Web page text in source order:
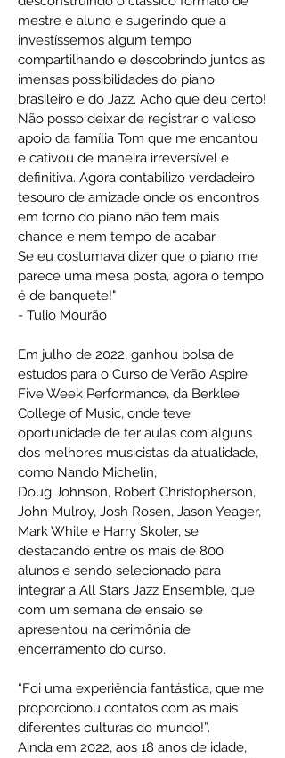
mestre e aluno e sugerindo que a
investíssemos algum tempo
compartilhando e descobrindo juntos as
imensas possibilidades do piano
brasileiro e do Jazz. Acho que deu certo!
Não posso deixar de registrar o valioso
apoio da família Tom que me encantou
e cativou de maneira irreversível e
definitiva. Agora contabilizo verdadeiro
tesouro de amizade onde os encontros
em torno do piano não tem mais
chance e nem tempo de acabar.
Se eu costumava dizer que o piano me
parece uma mesa posta, agora o tempo
é de banquete!"
- Tulio Mourão
Em julho de 2022, ganhou bolsa de
estudos para o Curso de Verão Aspire
Five Week Performance, da Berklee
College of Music, onde teve
oportunidade de ter aulas com alguns
dos melhores musicistas da atualidade,
como Nando Michelin,
Doug Johnson, Robert Christopherson,
John Mulroy, Josh Rosen, Jason Yeager,
Mark White e Harry Skoler, se
destacando entre os mais de 800
alunos e sendo selecionado para
integrar a All Stars Jazz Ensemble, que
com um semana de ensaio se
apresentou na cerimônia de
encerramento do curso.
“Foi uma experiência fantástica, que me
proporcionou contatos com as mais
diferentes culturas do mundo!”.
Ainda em 2022, aos 18 anos de idade,